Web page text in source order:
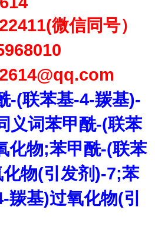
微信同号）
@qq.com
-(联苯基-4-羰基)-
义词苯甲酰-(联苯
化物;苯甲酰-(联苯
物(引发剂)-7;苯
羰基)过氧化物(引